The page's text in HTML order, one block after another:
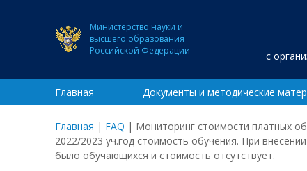
Министерство науки и
высшего образования
Российской Федерации
с
Главная Документы и методические
Главная | FAQ | Мониторинг стоимости платных
2022/2023 уч.год стоимость обучения. При
было обучающихся и стоимость отсутствует.